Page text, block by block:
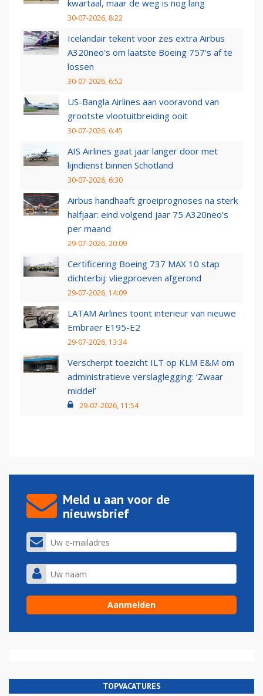
kwartaal, maar de weg is nog lang
30-07-2026, 8:22
Icelandair tekent voor zes extra Airbus
A320neo's om laatste Boeing 757's af te
lossen
30-07-2026, 6:52
US-Bangla Airlines aan vooravond van
grootste vlootuitbreiding ooit
30-07-2026, 6:45
AIS Airlines gaat jaar langer door met
lijndienst binnen Schotland
30-07-2026, 6:30
Airbus handhaaft groeiprognoses na sterk
halfjaar: eind volgend jaar 75 A320neo’s
per maand
29-07-2026, 20:09
Certificering Boeing 737 MAX 10 stap
dichterbij: vliegproeven afgerond
29-07-2026, 14:09
LATAM Airlines toont interieur van nieuwe
Embraer E195-E2
29-07-2026, 13:34
Verscherpt toezicht ILT op KLM E&M om
administratieve verslaglegging: ‘Zwaar
middel’
29-07-2026, 11:54
Meld u aan voor de
nieuwsbrief
TOPVACATURES